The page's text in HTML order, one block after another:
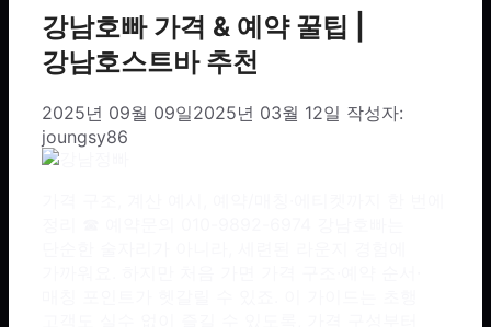
강남호빠 가격 & 예약 꿀팁 |
강남호스트바 추천
2025년 09월 09일2025년 03월 12일 작성자:
joungsy86